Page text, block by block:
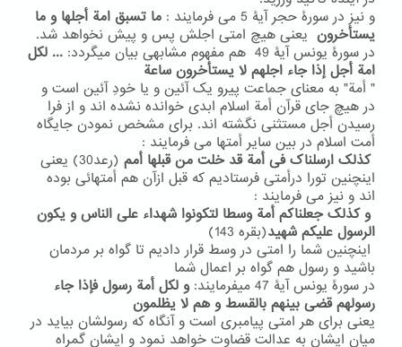
و نیز در سورۀ حجر آیۀ 5 می فرمایند :
ما تسبق امة أجلها و ما
یستأخرون یعنی هیچ امتی اجلش پس و پیش نخواهد شد.
در سورۀ یونس آیۀ 49 هم مفهوم مشابهی بیان میگردد:
... لکل
امة أجل إذا جاء اجلهم لا یستأخرون ساعة
" أمة" به معنای جماعت پیرو یک آئین و یا خودِ آئین است و
در هیچ جای قرآن أمة اسلام ابدی خوانده نشده اند و از فرا
رسیدن أجل مستثنی نگشته اند. برای مشخص نمودن جایگاه
أمت اسلام در بین سایر أمتها می فرمایند :
کذلک ارسلناک فی أمة قد خلت من قبلها أمم
(رعد30) یعنی
اینچنین تورا درأمتی فرستادیم که قبل ازآن هم أمتهائی بوده
اند و نیز می فرمایند :
و کذلک جعلناکم أمة وسطا لتکونوا شهداء علی الناس و یکون
الرسول علیکم شهید(بقره 143)
اینچنین شما را امتی در وسط قرار دادیم تا گواه بر مردمان
باشید و رسول هم گواه بر اعمال شما
در سورۀ یونس آیۀ 47 میفرمایند:
و لکل أمة رسول فإذا جاء
رسولهم قضی بینهم بالقسط و هم لا یظلمون
یعنی برای هر امتی پیامبری است و آنگاه که رسولشان بیاید در
میان ایشان به عدالت قضاوت خواهد نمود و ایشان گمراه